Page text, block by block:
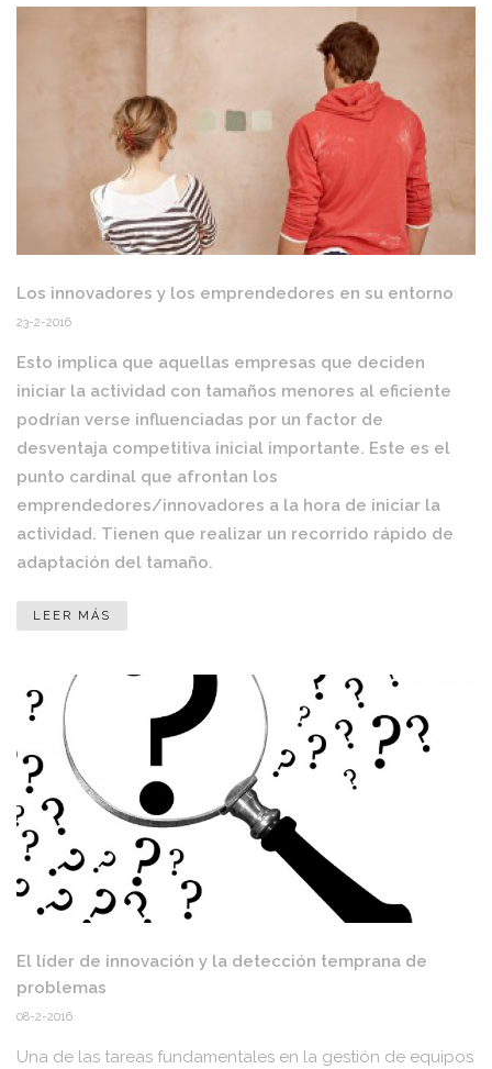
Los innovadores y los emprendedores en su entorno
23-2-2016
Esto implica que aquellas empresas que deciden
iniciar la actividad con tamaños menores al eficiente
podrían verse influenciadas por un factor de
desventaja competitiva inicial importante. Este es el
punto cardinal que afrontan los
emprendedores/innovadores a la hora de iniciar la
actividad. Tienen que realizar un recorrido rápido de
adaptación del tamaño.
LEER MÁS
El líder de innovación y la detección temprana de
problemas
08-2-2016
Una de las tareas fundamentales en la gestión de equipos